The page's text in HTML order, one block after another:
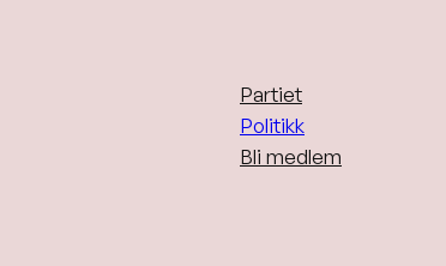
Partiet
Politikk
Bli medlem